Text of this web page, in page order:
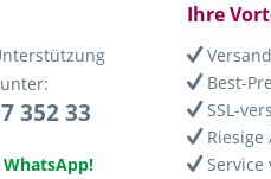
352 33
Ihre
Best-
SSL-
Riesige
Service